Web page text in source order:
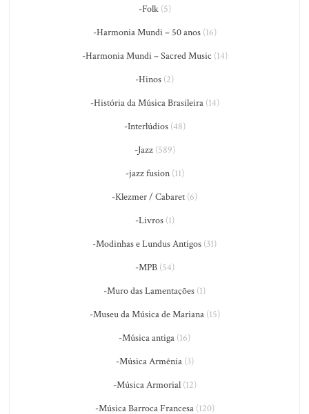
-Folk(5)
-Harmonia Mundi – 50 anos(16)
-Harmonia Mundi – Sacred Music (14)
-Hinos (2)
-História da Música Brasileira(14)
-Interlúdios(48)
-Jazz(589)
-jazz fusion(11)
-Klezmer / Cabaret (6)
-Livros(1)
-Modinhas e Lundus Antigos (31)
-MPB(54)
-Muro das Lamentações (1)
-Museu da Música de Mariana(15)
-Música antiga (16)
-Música Armênia(3)
-Música Armorial(12)
-Música Barroca Francesa(120)